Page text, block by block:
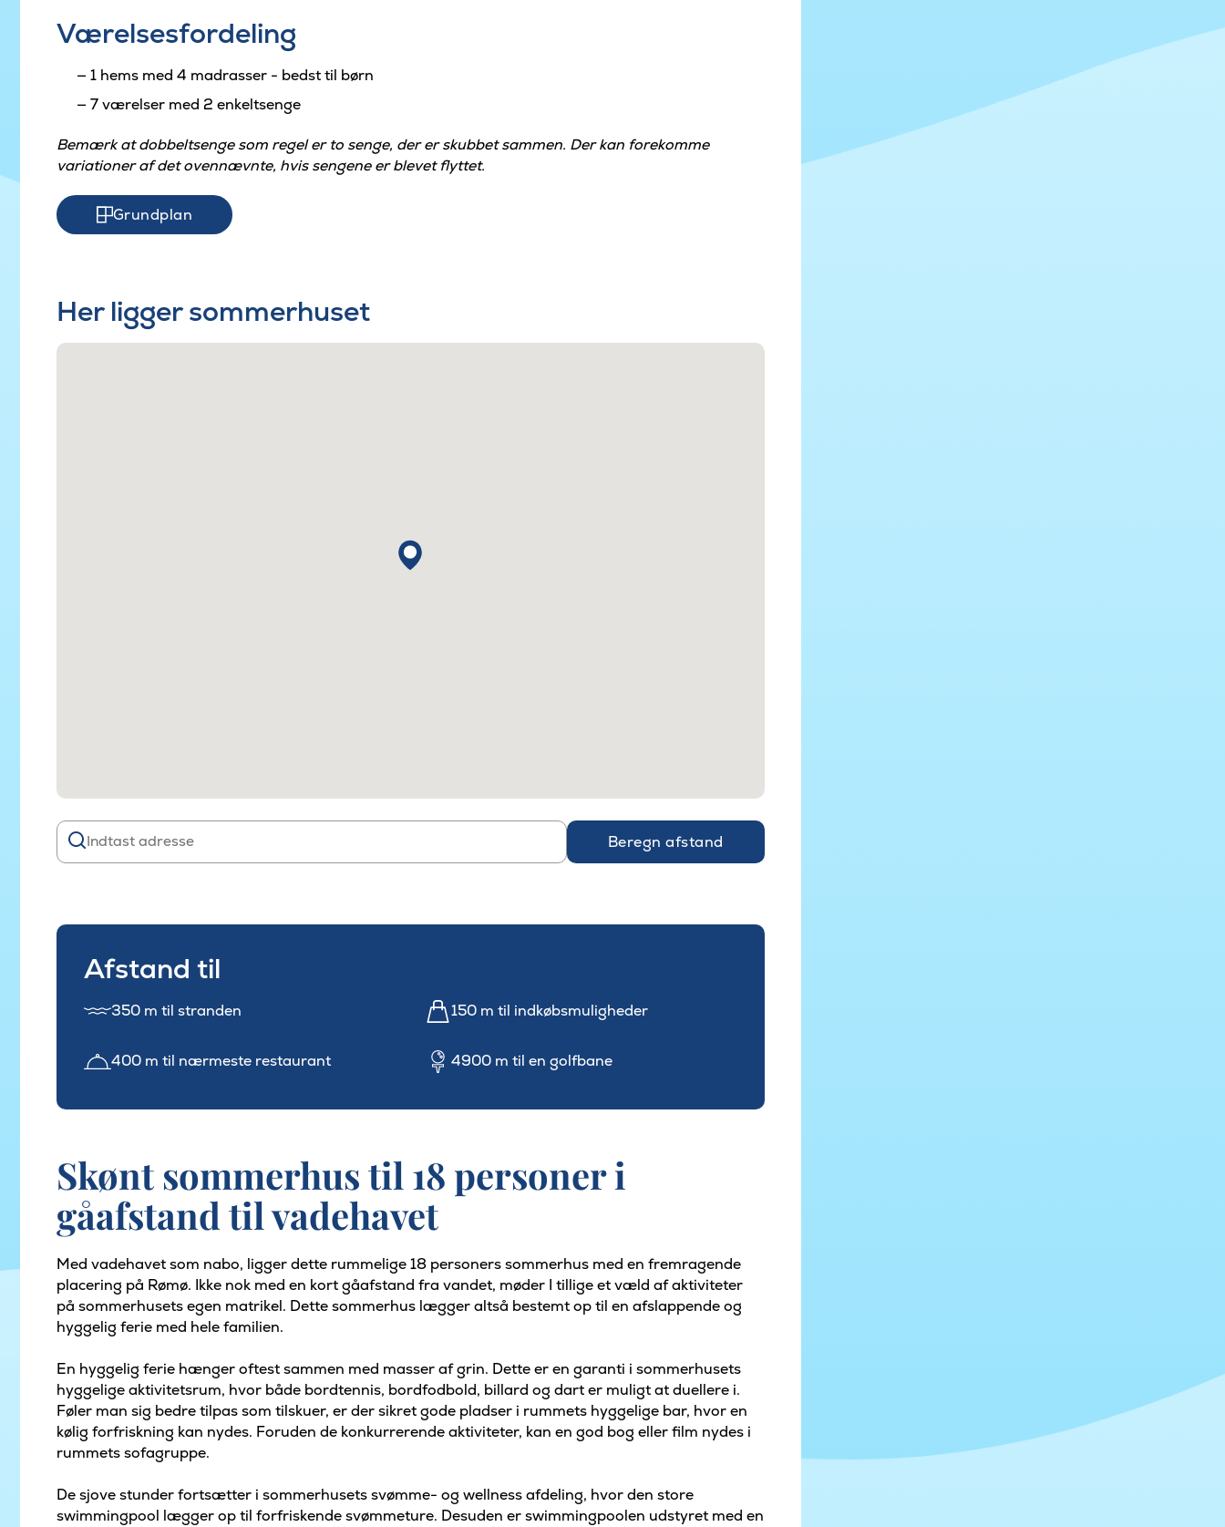
Værelsesfordeling
1 hems med 4 madrasser - bedst til børn
7 værelser med 2 enkeltsenge
Bemærk at dobbeltsenge som regel er to senge, der er skubbet sammen. Der kan forekomme
variationer af det ovennævnte, hvis sengene er blevet flyttet.
Grundplan
Her ligger sommerhuset
Beregn afstand
Afstand til
350 m til stranden 150 m til indkøbsmuligheder
400 m til nærmeste restaurant 4900 m til en golfbane
Skønt sommerhus til 18 personer i
gåafstand til vadehavet
Med vadehavet som nabo, ligger dette rummelige 18 personers sommerhus med en fremragende
placering på Rømø. Ikke nok med en kort gåafstand fra vandet, møder I tillige et væld af aktiviteter
på sommerhusets egen matrikel. Dette sommerhus lægger altså bestemt op til en afslappende og
hyggelig ferie med hele familien.
En hyggelig ferie hænger oftest sammen med masser af grin. Dette er en garanti i sommerhusets
hyggelige aktivitetsrum, hvor både bordtennis, bordfodbold, billard og dart er muligt at duellere i.
Føler man sig bedre tilpas som tilskuer, er der sikret gode pladser i rummets hyggelige bar, hvor en
kølig forfriskning kan nydes. Foruden de konkurrerende aktiviteter, kan en god bog eller film nydes i
rummets sofagruppe.
De sjove stunder fortsætter i sommerhusets svømme- og wellness afdeling, hvor den store
swimmingpool lægger op til forfriskende svømmeture. Desuden er swimmingpoolen udstyret med en